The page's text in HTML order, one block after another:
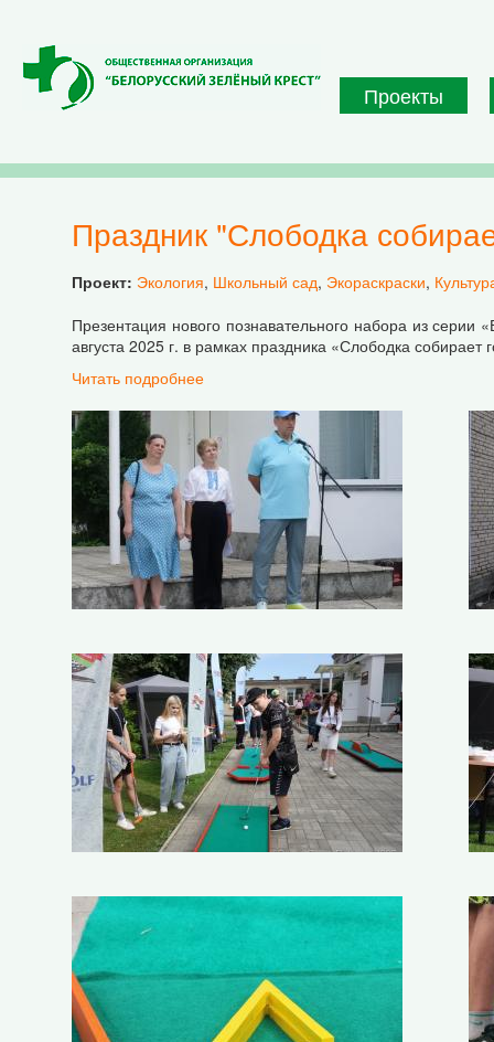
Проекты
Праздник "Слободка
Проект: Экология, Школьный сад, Экораскраски,
Презентация нового познавательного набора из
августа 2025 г. в рамках праздника «Слободка собирает
Читать подробнее